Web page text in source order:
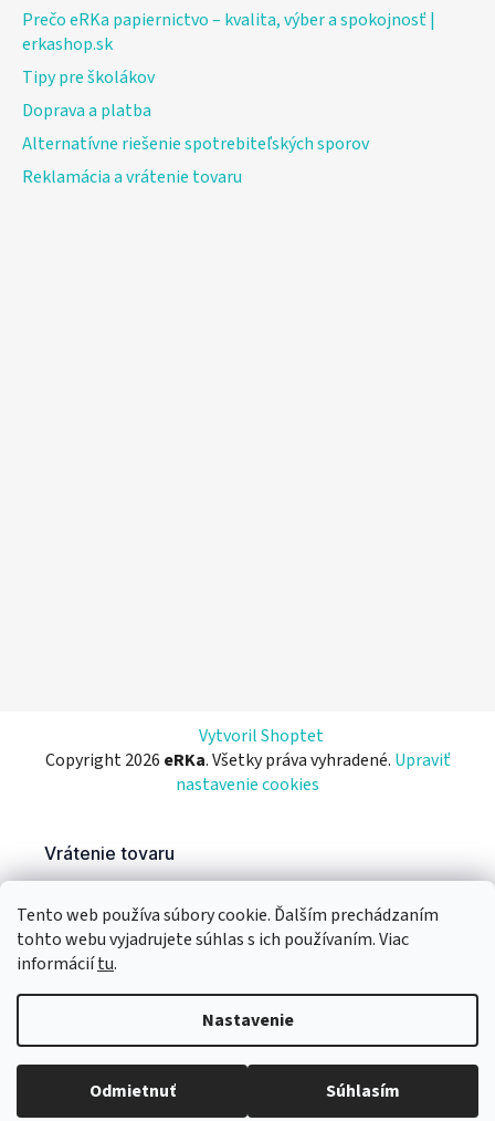
Tento web používa súbory cookie. Ďalším prechádzaním
tohto webu vyjadrujete súhlas s ich používaním. Viac
informáciítu.
Nastavenie
Odmietnuť Súhlasím
Prečo eRKa papiernictvo – kvalita, výber a spokojnosť |
erkashop.sk
Tipy pre školákov
Doprava a platba
Alternatívne riešenie spotrebiteľských sporov
Reklamácia a vrátenie tovaru
Vytvoril Shoptet
Copyright 2026 eRKa. Všetky práva vyhradené. Upraviť
nastavenie cookies